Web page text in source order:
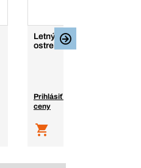
Letný koncentrát do
ostrekovačov
Prihlásiť sa a zobraziť
ceny